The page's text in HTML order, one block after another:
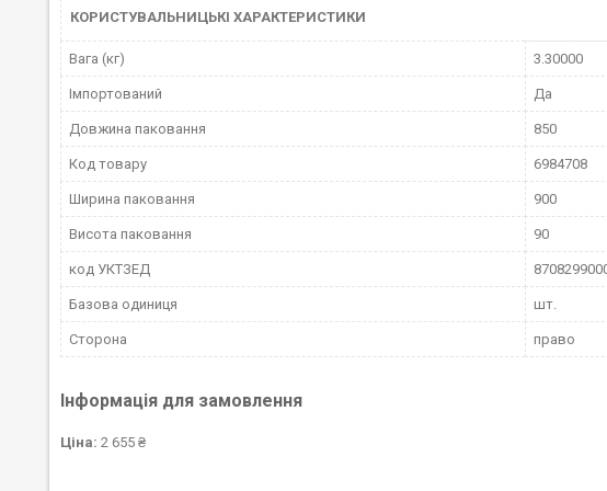
КОРИСТУВАЛЬНИЦЬКІ ХАРАКТЕРИСТИКИ
Вага (кг) 3.30000
Імпортований Да
Довжина паковання 850
Код товару 6984708
Ширина паковання 900
Висота паковання 90
код УКТЗЕД
Базова одиниця шт.
Сторона право
Інформація для замовлення
Ціна: 2 655 ₴